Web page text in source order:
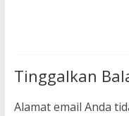
Tinggalkan
Alamat email Anda